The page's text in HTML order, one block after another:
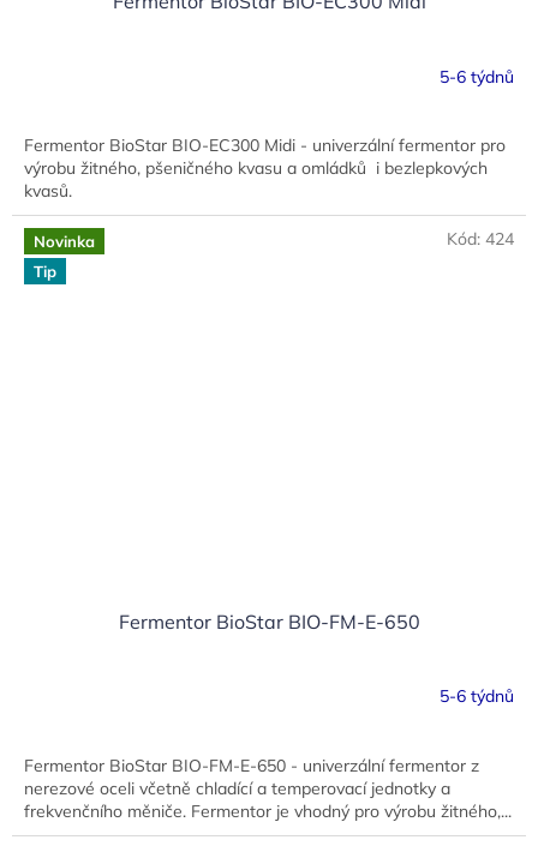
5-6 týdnů
Fermentor BioStar BIO-EC300 Midi - univerzální fermentor pro
výrobu žitného, pšeničného kvasu a omládků i bezlepkových
kvasů.
Novinka
Tip
Fermentor BioStar BIO-FM-E-650
5-6 týdnů
Fermentor BioStar BIO-FM-E-650 - univerzální fermentor z
nerezové oceli včetně chladící a temperovací jednotky a
frekvenčního měniče. Fermentor je vhodný pro výrobu žitného,...
Kód: 424